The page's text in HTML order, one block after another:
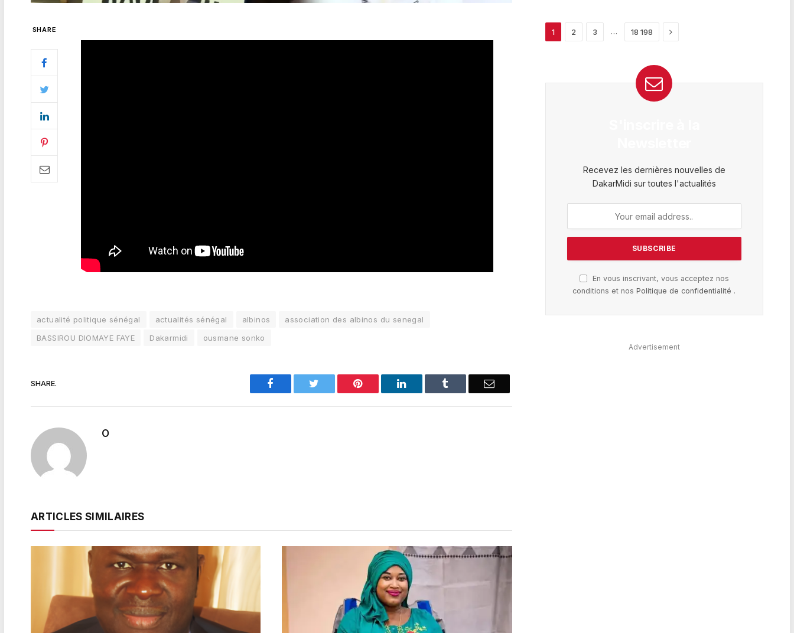
SHARE
actualité politique sénégal actualités sénégal albinos
association des albinos du senegal
BASSIROU DIOMAYE FAYE
Dakarmidi ousmane sonko
SHARE. Facebook Pinterest LinkedIn Email
O
ARTICLES SIMILAIRES
1 2 3 … 18 198 Next
Recevez les dernières nouvelles de
DakarMidi sur toutes l'actualités
En vous inscrivant, vous acceptez nos
conditions et nosPolitique de confidentialité .
Advertisement